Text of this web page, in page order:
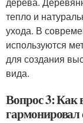
тепло и
ухода. В
используются
для создания
вида.
Вопрос 3: Как
гармонировал